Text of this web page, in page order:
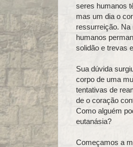
seres humanos
mas um dia o
ressurreição.
humanos
solidão e trevas
Sua dúvida
corpo de uma
tentativas de
de o coração
Como alguém
eutanásia?
Começamos a